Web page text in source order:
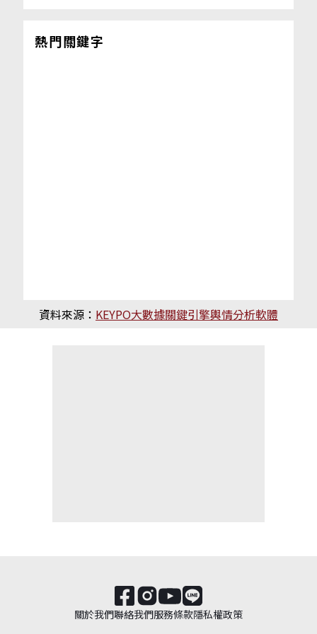
熱門關鍵字
資料來源： KEYPO大數據關鍵引擎輿情分析軟體
關於我們聯絡我們服務條款隱私權政策